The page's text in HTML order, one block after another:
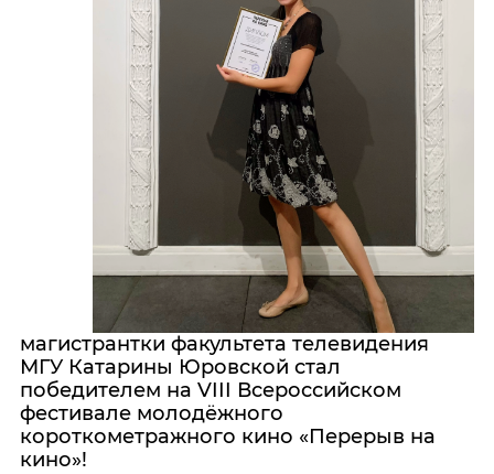
магистрантки факультета телевидения
МГУ Катарины Юровской стал
победителем на VIII Всероссийском
фестивале молодёжного
короткометражного кино «Перерыв на
кино»!